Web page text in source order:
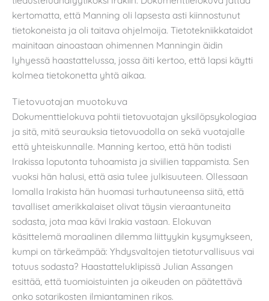
kertomatta, että Manning oli lapsesta asti kiinnostunut
tietokoneista ja oli taitava ohjelmoija. Tietotekniikkataidot
mainitaan ainoastaan ohimennen Manningin äidin
lyhyessä haastattelussa, jossa äiti kertoo, että lapsi käytti
kolmea tietokonetta yhtä aikaa.
Tietovuotajan muotokuva
Dokumenttielokuva pohtii tietovuotajan yksilöpsykologiaa
ja sitä, mitä seurauksia tietovuodolla on sekä vuotajalle
että yhteiskunnalle. Manning kertoo, että hän todisti
Irakissa loputonta tuhoamista ja siviilien tappamista. Sen
vuoksi hän halusi, että asia tulee julkisuuteen. Ollessaan
lomalla Irakista hän huomasi turhautuneensa siitä, että
tavalliset amerikkalaiset olivat täysin vieraantuneita
sodasta, jota maa kävi Irakia vastaan. Elokuvan
käsittelemä moraalinen dilemma liittyykin kysymykseen,
kumpi on tärkeämpää: Yhdysvaltojen tietoturvallisuus vai
totuus sodasta? Haastatteluklipissä Julian Assangen
esittää, että tuomioistuinten ja oikeuden on päätettävä
onko sotarikosten ilmiantaminen rikos.